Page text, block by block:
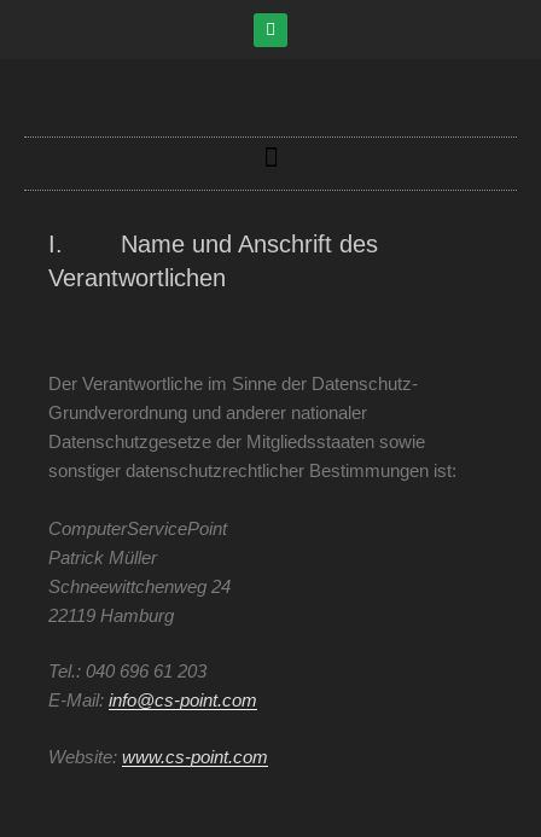
I. Name und Anschrift des
Verantwortlichen
Der Verantwortliche im Sinne der Datenschutz-
Grundverordnung und anderer nationaler
Datenschutzgesetze der Mitgliedsstaaten sowie
sonstiger datenschutzrechtlicher Bestimmungen ist:
ComputerServicePoint
Patrick Müller
Schneewittchenweg 24
22119 Hamburg
Tel.: 040 696 61 203
E-Mail: info@cs-point.com
Website: www.cs-point.com